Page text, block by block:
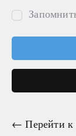
← Перейти к